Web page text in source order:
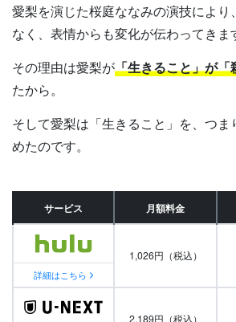
愛梨を演じた桜庭ななみの演技によ
なく、表情からも変化が伝わってきま
その理由は愛梨が「生きること」が「
たから。
そして愛梨は「生きること」を、つ
めたのです。
サービス 月額料金
詳細はこちら
1,026円（税込）
2,189円（税込）